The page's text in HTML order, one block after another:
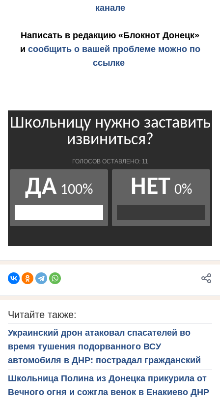
канале
Написать в редакцию «Блокнот Донецк»
и сообщить о вашей проблеме можно по
ссылке
Читайте также:
Украинский дрон атаковал спасателей во
время тушения подорванного ВСУ
автомобиля в ДНР: пострадал гражданский
Школьница Полина из Донецка прикурила от
Вечного огня и сожгла венок в Енакиево ДНР